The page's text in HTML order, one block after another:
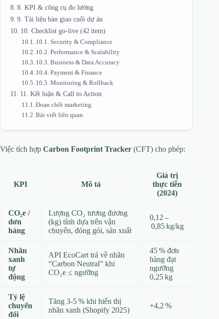
8. KPI & công cụ đo lường
9. Tài liệu bàn giao cuối dự án
10. Checklist go‑live (42 item)
10.1. Security & Compliance
10.2. Performance & Scalability
10.3. Business & Data Accuracy
10.4. Payment & Finance
10.5. Monitoring & Rollback
11. Kết luận & Call to Action
Đoạn chốt marketing
Bài viết liên quan
Việc tích hợp Carbon Footprint Tracker (CFT) cho phép:
KPI Mô tả
Giá trị
thực tiễn
(2024)
CO₂e /
đơn
hàng
Lượng CO₂ tương đương
(kg) tính dựa trên vận
chuyển, đóng gói, sản xuất
0,12 –
0,85 kg/kg
Nhãn
xanh
tự
động
API EcoCart trả về nhãn
“Carbon Neutral” khi
CO₂e ≤ ngưỡng
45 % đơn
hàng đạt
ngưỡng
0,25 kg
Tỷ lệ
chuyển
đổi
Tăng 3‑5 % khi hiển thị
nhãn xanh (Shopify 2025)
+4,2 %